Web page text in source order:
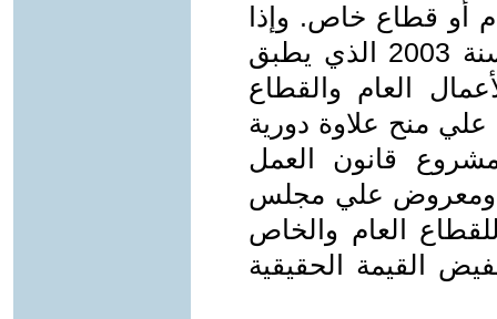
أو قطاع خاص. وإذا
كان قانون العمل الحالي رقم 12 لسنة 2003 الذي يطبق
العام والقطاع
منح علاوة دورية
فإن مشروع قانون العمل
ومعروض علي مجلس
العام والخاص
القيمة الحقيقية